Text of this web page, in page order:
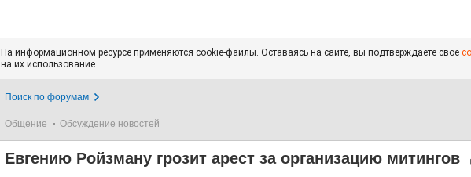
На информационном ресурсе применяются cookie-файлы. Оставаясь на сайте, вы подтверждаете свое
на их использование.
Поиск по форумам
Общение Обсуждение новостей
Евгению Ройзману грозит арест за организацию митингов